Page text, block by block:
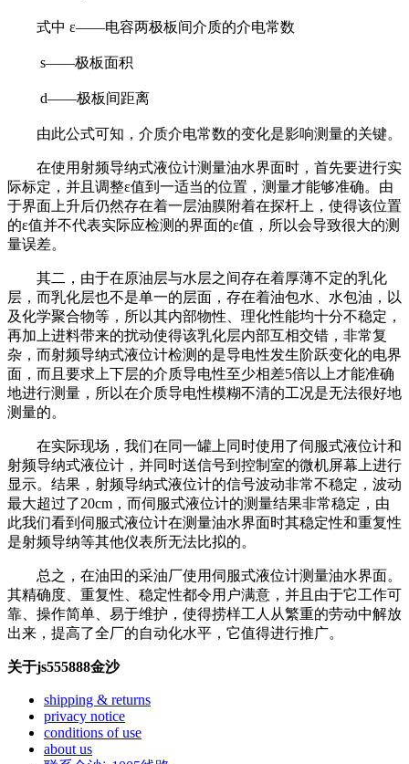
式中 ε——电容两极板间介质的介电常数
s——极板面积
d——极板间距离
由此公式可知，介质介电常数的变化是影响测量的关键。
在使用射频导纳式液位计测量油水界面时，首先要进行实
际标定，并且调整ε值到一适当的位置，测量才能够准确。由
于界面上升后仍然存在着一层油膜附着在探杆上，使得该位置
的ε值并不代表实际应检测的界面的ε值，所以会导致很大的测
量误差。
其二，由于在原油层与水层之间存在着厚薄不定的乳化
层，而乳化层也不是单一的层面，存在着油包水、水包油，以
及化学聚合物等，所以其内部物性、理化性能均十分不稳定，
再加上进料带来的扰动使得该乳化层内部互相交错，非常复
杂，而射频导纳式液位计检测的是导电性发生阶跃变化的电界
面，而且要求上下层的介质导电性至少相差5倍以上才能准确
地进行测量，所以在介质导电性模糊不清的工况是无法很好地
测量的。
在实际现场，我们在同一罐上同时使用了伺服式液位计和
射频导纳式液位计，并同时送信号到控制室的微机屏幕上进行
显示。结果，射频导纳式液位计的信号波动非常不稳定，波动
最大超过了20cm，而伺服式液位计的测量结果非常稳定，由
此我们看到伺服式液位计在测量油水界面时其稳定性和重复性
是射频导纳等其他仪表所无法比拟的。
总之，在油田的采油厂使用伺服式液位计测量油水界面。
其精确度、重复性、稳定性都令用户满意，并且由于它工作可
靠、操作简单、易于维护，使得捞样工人从繁重的劳动中解放
出来，提高了全厂的自动化水平，它值得进行推广。
关于js555888金沙
shipping & returns
privacy notice
conditions of use
about us